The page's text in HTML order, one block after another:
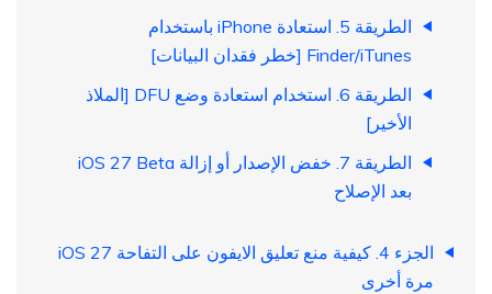
الطريقة 5. استعادة iPhone باستخدام
Finder/iTunes [خطر فقدان البيانات]
الطريقة 6. استخدام استعادة وضع DFU [الملاذ
الأخير]
الطريقة 7. خفض الإصدار أو إزالة iOS 27 Beta
بعد الإصلاح
الجزء 4. كيفية منع تعليق الايفون على التفاحة iOS 27
مرة أخرى